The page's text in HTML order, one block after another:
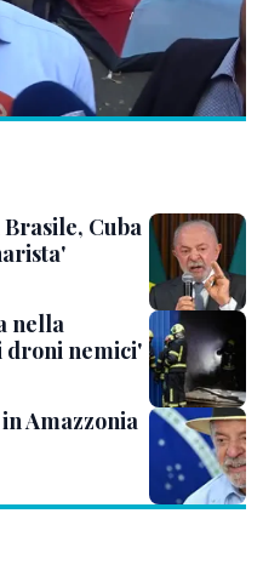
Cuba
nella
droni nemici'
Amazzonia